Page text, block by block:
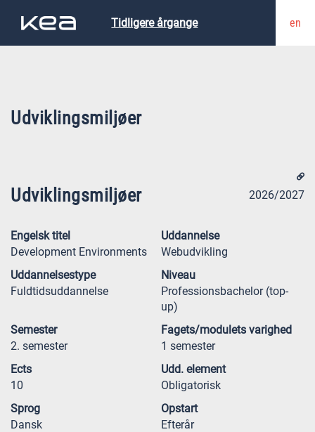
Tidligere årgange en
Udviklingsmiljøer
Udviklingsmiljøer 2026/2027
Engelsk titel
Development Environments
Uddannelse
Webudvikling
Uddannelsestype
Fuldtidsuddannelse
Niveau
Professionsbachelor (top-
up)
Semester
2. semester
Fagets/modulets varighed
1 semester
Ects
10
Udd. element
Obligatorisk
Sprog
Dansk
Opstart
Efterår